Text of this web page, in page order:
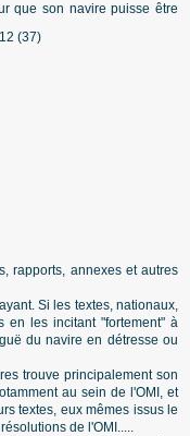
que son navire puisse être
rapports, annexes et autres
Si les textes, nationaux,
en les incitant "fortement" à
du navire en détresse ou
trouve principalement son
au sein de l'OMI, et
textes, eux mêmes issus le
de l'OMI.....